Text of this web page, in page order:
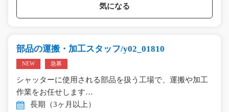
気になる
部品の運搬・加工スタッフ/y02_01810
NEW 急募
シャッターに使用される部品を扱う工場で、運搬や加工
作業をお任せします…
長期（3ヶ月以上）